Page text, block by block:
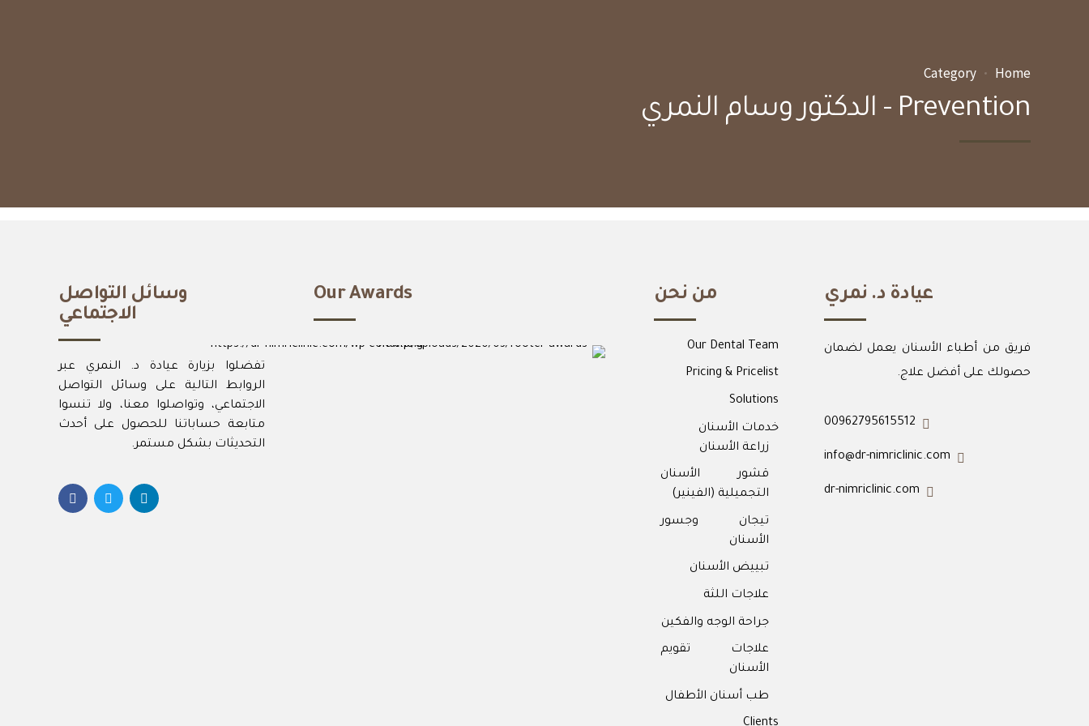
Home
Category
Prevention - الدكتور وسام النمري
عيادة د. نمري
فريق من أطباء الأسنان يعمل لضمان
حصولك على أفضل علاج.
00962795615512
info@dr-nimriclinic.com
dr-nimriclinic.com
من نحن
Our Dental Team
Pricing & Pricelist
Solutions
خدمات الأسنان
زراعة الأسنان
قشور الأسنان
التجميلية (الفينير)
تيجان وجسور
الأسنان
تبييض الأسنان
علاجات اللثة
جراحة الوجه والفكين
علاجات تقويم
الأسنان
طب أسنان الأطفال
Our Awards
وسائل التواصل
الاجتماعي
تفضلوا بزيارة عيادة د. النمري عبر
الروابط التالية على وسائل التواصل
الاجتماعي، وتواصلوا معنا، ولا تنسوا
متابعة حساباتنا للحصول على أحدث
التحديثات بشكل مستمر.